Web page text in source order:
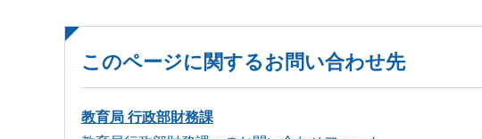
このページに関するお問い合わせ先
教育局 行政部財務課